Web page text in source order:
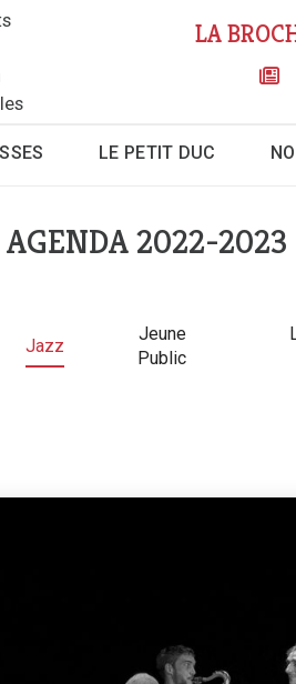
LA
LE PETIT DUC
AGENDA 2022-2023
Jazz
Jeune
Public